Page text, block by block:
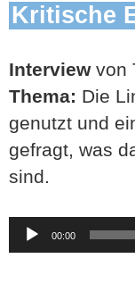
Kritische
Interview von
Thema: Die
genutzt und
gefragt, was
sind.
Audio-
Player
00:00